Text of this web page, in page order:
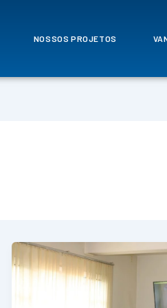
NOSSOS PROJETOS